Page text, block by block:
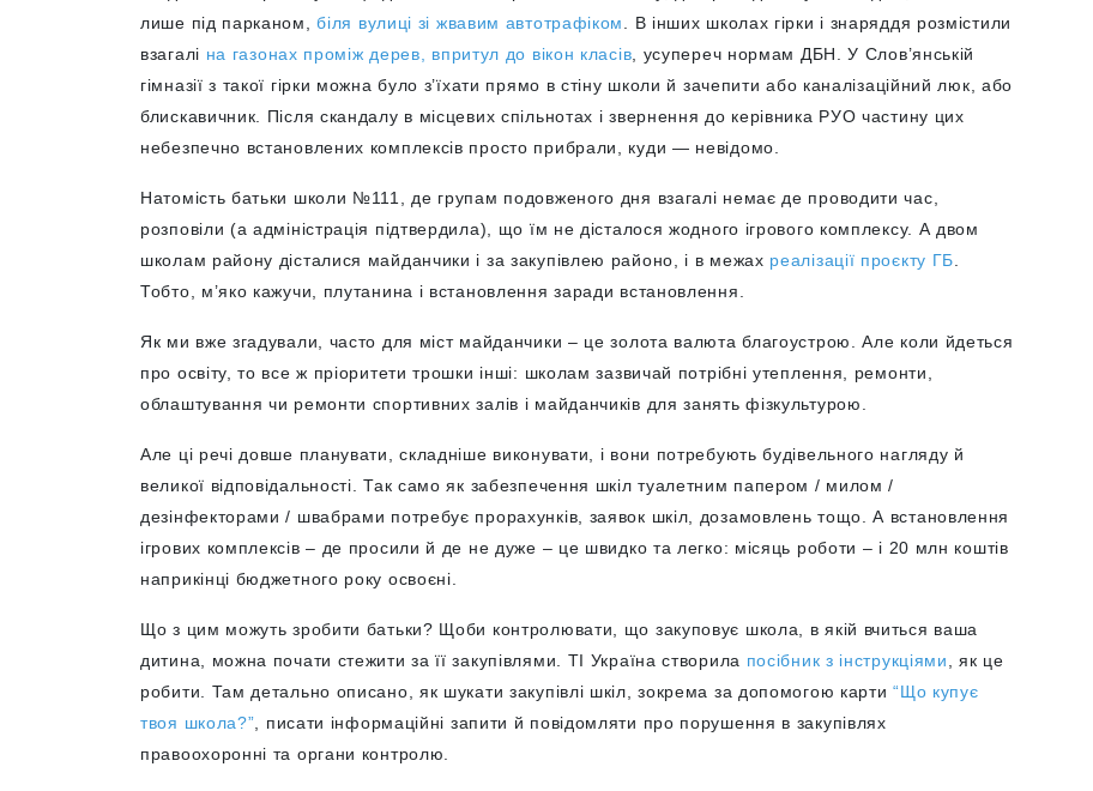
лише під парканом,біля вулиці зі жвавим автотрафіком
. В інших школах гірки і знаряддя розмістили
взагалі на газонах проміж дерев, впритул до вікон класів , усупереч нормам ДБН. У Слов’янській
гімназії з такої гірки можна було з’їхати прямо в стіну школи й зачепити або каналізаційний люк, або
блискавичник. Після скандалу в місцевих спільнотах і звернення до керівника РУО частину цих
небезпечно встановлених комплексів просто прибрали, куди — невідомо.
Натомість батьки школи №111, де групам подовженого дня взагалі немає де проводити час,
розповіли (а адміністрація підтвердила), що їм не дісталося жодного ігрового комплексу. А двом
школам району дісталися майданчики і за закупівлею районо, і в межах реалізації проєкту ГБ
Тобто, м’яко кажучи, плутанина і встановлення заради встановлення.
Як ми вже згадували, часто для міст майданчики – це золота валюта благоустрою. Але коли йдеться
про освіту, то все ж пріоритети трошки інші: школам зазвичай потрібні утеплення, ремонти,
облаштування чи ремонти спортивних залів і майданчиків для занять фізкультурою.
Але ці речі довше планувати, складніше виконувати, і вони потребують будівельного нагляду й
великої відповідальності. Так само як забезпечення шкіл туалетним папером / милом /
дезінфекторами / швабрами потребує прорахунків, заявок шкіл, дозамовлень тощо. А встановлення
ігрових комплексів – де просили й де не дуже – це швидко та легко: місяць роботи – і 20 млн коштів
наприкінці бюджетного року освоєні.
Що з цим можуть зробити батьки? Щоби контролювати, що закуповує школа, в якій вчиться ваша
дитина, можна почати стежити за її закупівлями. ТІ Україна створила посібник з інструкціями
, як це
робити. Там детально описано, як шукати закупівлі шкіл, зокрема за допомогою карти“Що купує
твоя школа?” , писати інформаційні запити й повідомляти про порушення в закупівлях
правоохоронні та органи контролю.